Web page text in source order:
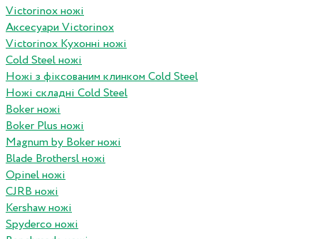
Victorinox ножі
Аксесуари Victorinox
Victorinox Кухонні ножі
Cold Steel ножі
Ножі з фіксованим клинком Cold Steel
Ножі складні Cold Steel
Boker ножі
Boker Plus ножі
Magnum by Boker ножі
Blade Brothersl ножі
Opinel ножі
CJRB ножі
Kershaw ножі
Spyderco ножі